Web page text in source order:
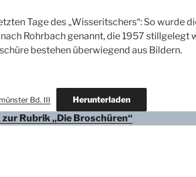
Tage des „Wisseritschers“: So wurde
Rohrbach genannt, die 1957 stillgelegt
bestehen überwiegend aus Bildern.
Bd. III Herunterladen
Rubrik „Die Broschüren“